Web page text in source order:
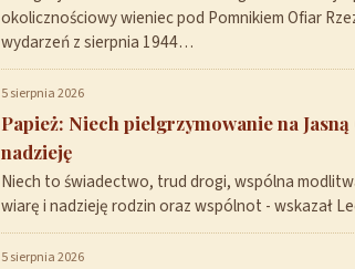
okolicznościowy wieniec pod Pomnikiem Ofiar
wydarzeń z sierpnia 1944…
5 sierpnia 2026
Papież: Niech pielgrzymowanie na
nadzieję
Niech to świadectwo, trud drogi, wspólna
wiarę i nadzieję rodzin oraz wspólnot - wskazał
5 sierpnia 2026